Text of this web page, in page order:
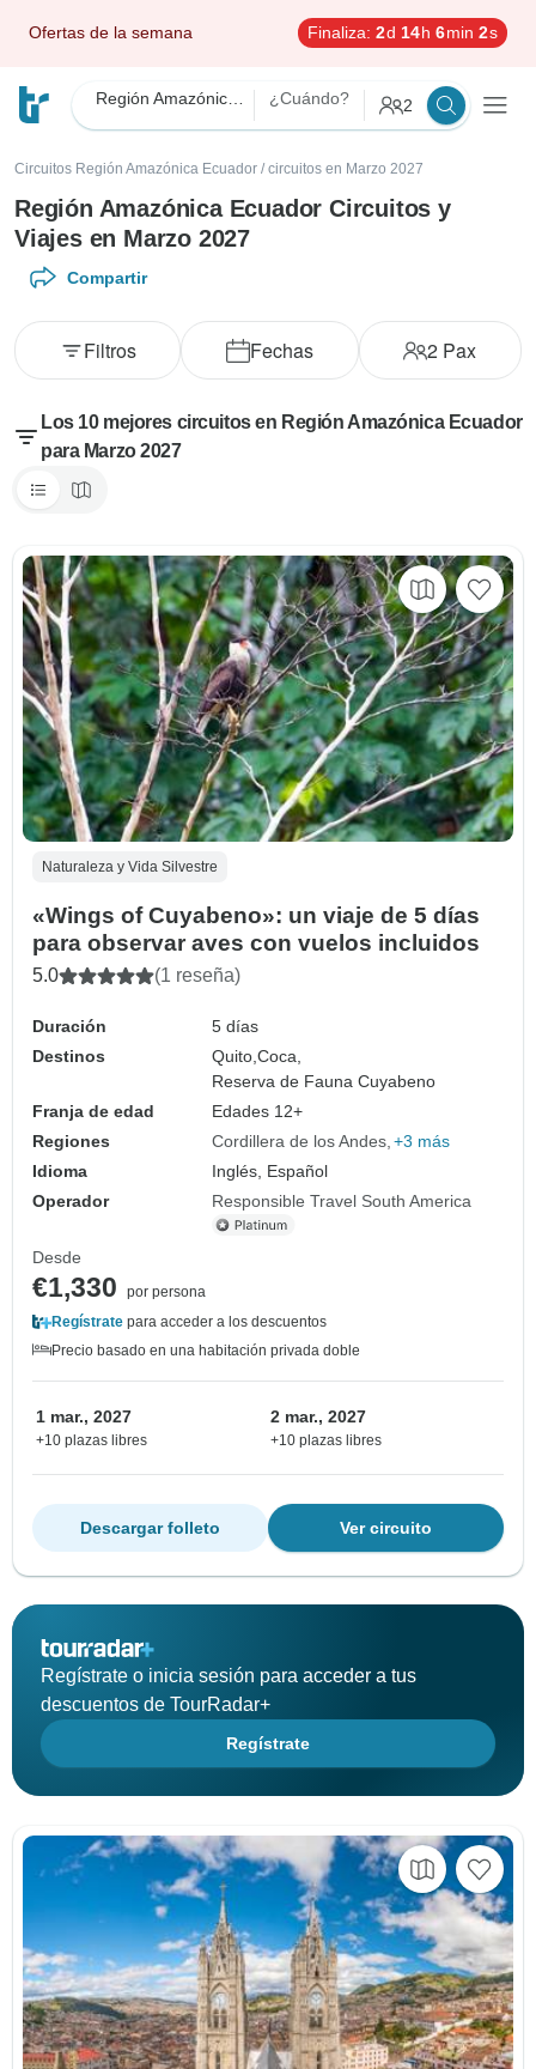
Ofertas de la semana Finaliza: 2 d 14h 5 min 60s
¿Cuándo? 2
Circuitos Región Amazónica Ecuador / circuitos en Marzo 2027
Región Amazónica Ecuador Circuitos y
Viajes en Marzo 2027
Compartir
Fechas 2 Pax
Filtros
Los 10 mejores circuitos en Región Amazónica Ecuador
para Marzo 2027
Naturaleza y Vida Silvestre
«Wings of Cuyabeno»: un viaje de 5 días
para observar aves con vuelos incluidos
5.0 (1 reseña)
Duración
5 días
Destinos
Quito,Coca,
Reserva de Fauna Cuyabeno
Franja de edad
Edades 12+
Regiones
Cordillera de los Andes +3 más
Idioma
Inglés, Español
Operador
Responsible Travel South America
Desde
€1,330
por persona
Regístrate para acceder a los descuentos
Precio basado en una habitación privada doble
1 mar., 2027
+10 plazas libres
2 mar., 2027
+10 plazas libres
Ver circuito
Descargar folleto
Regístrate o inicia sesión para acceder a tus
descuentos de TourRadar+
Regístrate